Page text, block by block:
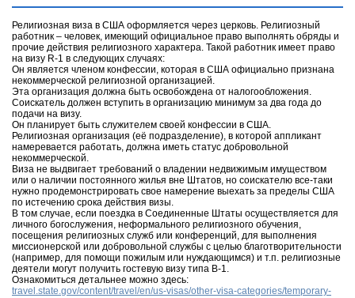
Религиозная виза в США оформляется через церковь. Религиозный
работник – человек, имеющий официальное право выполнять обряды и
прочие действия религиозного характера. Такой работник имеет право
на визу R-1 в следующих случаях:
Он является членом конфессии, которая в США официально признана
некоммерческой религиозной организацией.
Эта организация должна быть освобождена от налогообложения.
Соискатель должен вступить в организацию минимум за два года до
подачи на визу.
Он планирует быть служителем своей конфессии в США.
Религиозная организация (её подразделение), в которой аппликант
намеревается работать, должна иметь статус добровольной
некоммерческой.
Виза не выдвигает требований о владении недвижимым имуществом
или о наличии постоянного жилья вне Штатов, но соискателю все-таки
нужно продемонстрировать свое намерение выехать за пределы США
по истечению срока действия визы.
В том случае, если поездка в Соединенные Штаты осуществляется для
личного богослужения, неформального религиозного обучения,
посещения религиозных служб или конференций, для выполнения
миссионерской или добровольной службы с целью благотворительности
(например, для помощи пожилым или нуждающимся) и т.п. религиозные
деятели могут получить гостевую визу типа В-1.
Ознакомиться детальнее можно здесь:
travel.state.gov/content/travel/en/us-visas/other-visa-categories/temporary-